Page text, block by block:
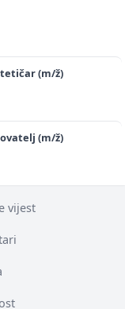
(m/ž)
(m/ž)
vijest